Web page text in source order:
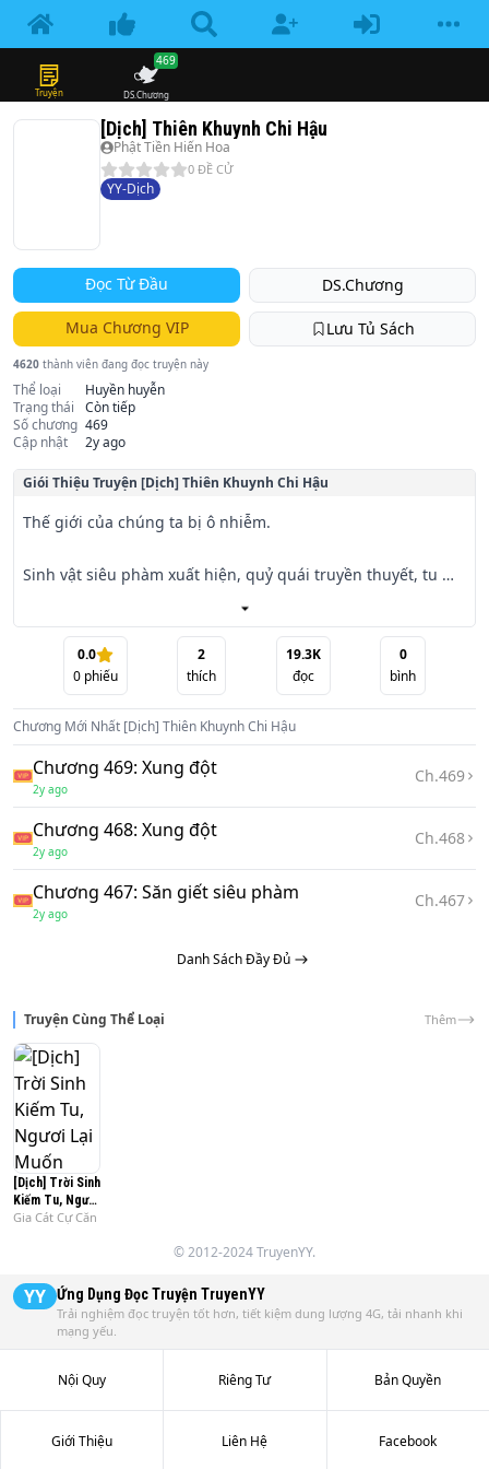
Truyện DS.Chương
469
[Dịch] Thiên Khuynh Chi Hậu
Phật Tiền Hiến Hoa
0 ĐỀ CỬ
YY-Dịch
Đọc Từ Đầu DS.Chương
Mua Chương VIP Lưu Tủ Sách
4620 thành viên đang đọc truyện này
Thể loại
Huyền huyễn
Trạng thái
Còn tiếp
Số chương 469
Cập nhật
2y ago
Giói Thiệu Truyện [Dịch] Thiên Khuynh Chi Hậu
Thế giới của chúng ta bị ô nhiễm.
Sinh vật siêu phàm xuất hiện, quỷ quái truyền thuyết, tu
hành cùng tiến hóa, kỳ vật cùng thuật va chạm, vượt giới
đại môn bị mở ra, có người tranh độ, có người thoát đi. . .
Đây hết thảy bắt đầu đều sau thiên họa.
0.0
0phiếu
2
thích
19.3K
đọc
0
bình
Chương Mới Nhất [Dịch] Thiên Khuynh Chi Hậu
Chương 469: Xung đột
2y ago
Ch.469
Chương 468: Xung đột
2y ago
Ch.468
Chương 467: Săn giết siêu phàm
2y ago
Ch.467
Danh Sách Đầy Đủ
Truyện Cùng Thể Loại Thêm
[Dịch] Trời Sinh
Kiếm Tu, Ngươi
Lại Muốn Vung
Gia Cát Cự Căn
© 2012-2024 TruyenYY.
YY Ứng Dụng Đọc Truyện TruyenYY
Trải nghiệm đọc truyện tốt hơn, tiết kiệm dung lượng 4G, tải nhanh khi
mạng yếu.
Nội Quy Riêng Tư Bản Quyền
Giới Thiệu Liên Hệ Facebook